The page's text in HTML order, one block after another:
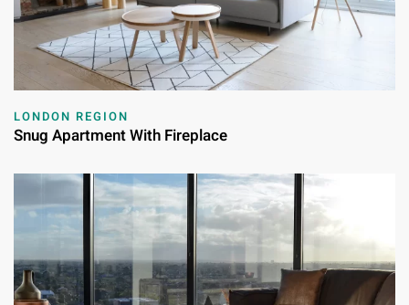
LONDON REGION
Snug Apartment With Fireplace